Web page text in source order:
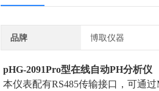
品牌 博取仪器
pHG-2091Pro型在线自动PH分析仪
本仪表配有RS485传输接口，可通